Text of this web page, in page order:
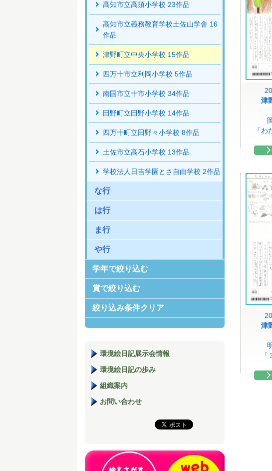
津
「わ
津
高知市立高須小学校 23作品
高知市立義務教育学校土佐山学舎 16
作品
津野町立中央小学校 15作品
四万十市立利岡小学校 5作品
南国市立十市小学校 34作品
田野町立田野小学校 14作品
四万十町立田野々小学校 8作品
土佐市立高石小学校 13作品
学校法人日吉学園とさ自由学校 2作品
な行
は行
ま行
や行
学年で絞り込む
賞で絞り込む
絞り込み条件クリア
環境絵日記展示会情報
環境絵日記の歩み
組織案内
お問い合わせ